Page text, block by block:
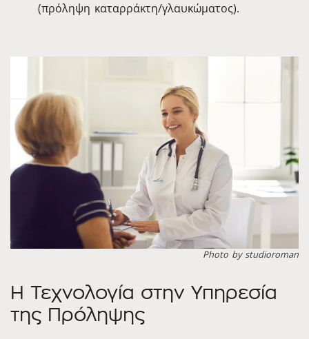
(πρόληψη καταρράκτη/γλαυκώματος).
Photo by studioroman
Η Τεχνολογία στην Υπηρεσία
της Πρόληψης